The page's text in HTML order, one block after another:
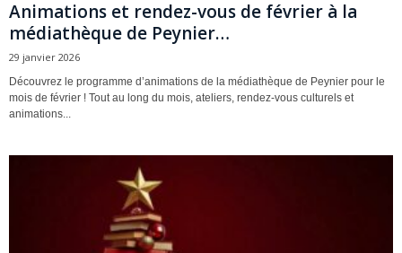
Animations et rendez-vous de février à la
médiathèque de Peynier…
29 janvier 2026
Découvrez le programme d’animations de la médiathèque de Peynier pour le
mois de février ! Tout au long du mois, ateliers, rendez-vous culturels et
animations...